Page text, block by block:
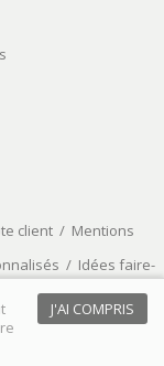
client / Mentions
/ Idées faire-
J'AI COMPRIS